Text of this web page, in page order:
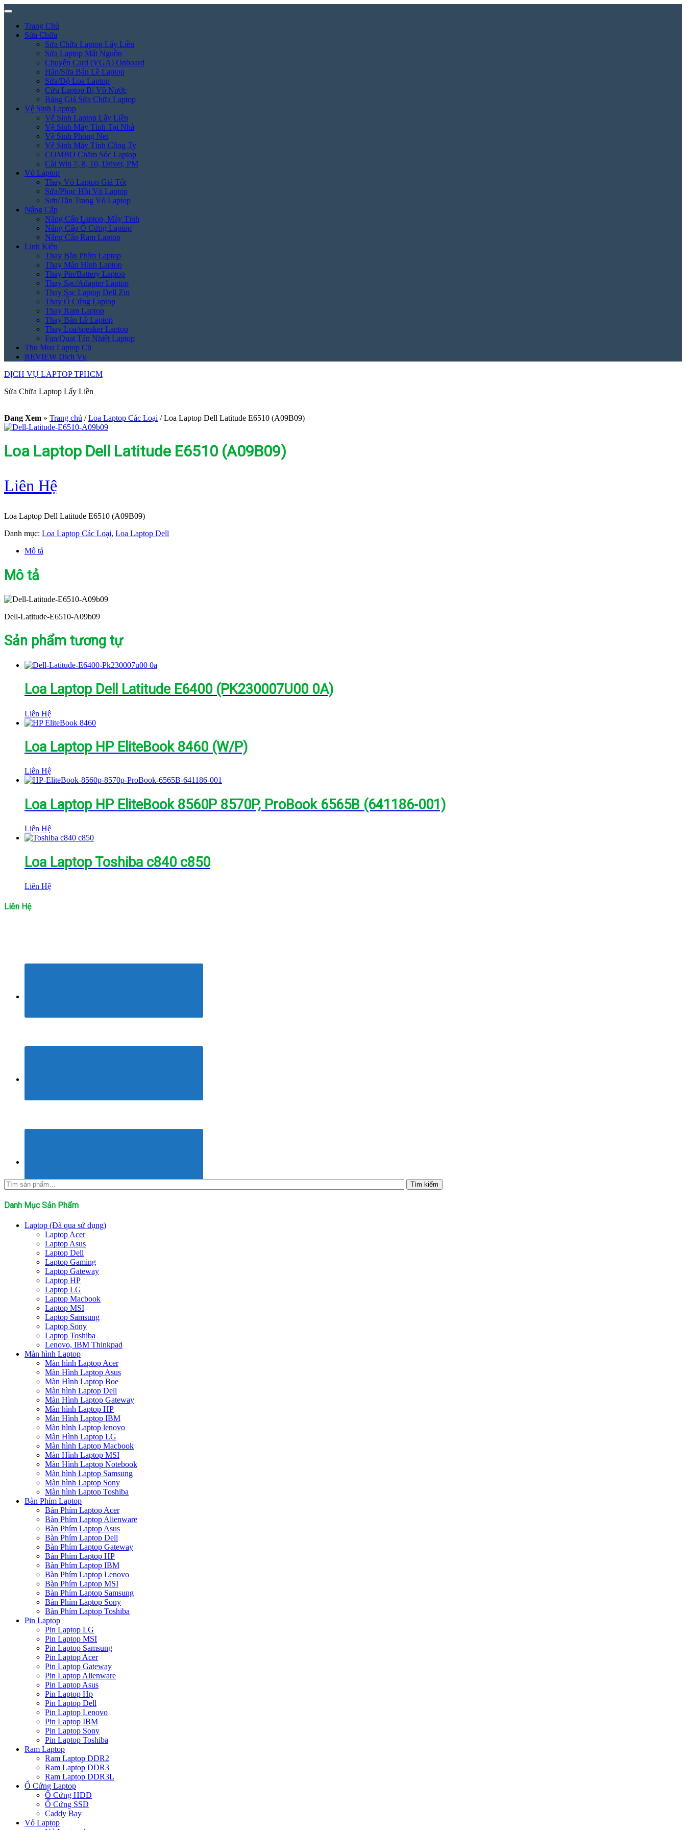
Trang Chủ
Sửa Chữa
Sửa Chữa Laptop Lấy Liền
Sửa Laptop Mất Nguồn
Chuyển Card (VGA) Onboard
Hàn/Sửa Bản Lề Laptop
Sửa/Độ Loa Laptop
Cứu Laptop Bị Vô Nước
Bảng Giá Sửa Chữa Laptop
Vệ Sinh Laptop
Vệ Sinh Laptop Lấy Liền
Vệ Sinh Máy Tính Tại Nhà
Vệ Sinh Phòng Net
Vệ Sinh Máy Tính Công Ty
COMBO Chăm Sóc Laptop
Cài Win 7, 8, 10, Driver, PM
Vỏ Laptop
Thay Vỏ Laptop Giá Tốt
Sửa/Phục Hồi Vỏ Laptop
Sơn/Tân Trang Vỏ Laptop
Nâng Cấp
Nâng Cấp Laptop, Máy Tính
Nâng Cấp Ổ Cứng Laptop
Nâng Cấp Ram Laptop
Linh Kiện
Thay Bàn Phím Laptop
Thay Màn Hình Laptop
Thay Pin/Battery Laptop
Thay Sạc/Adapter Laptop
Thay Sạc Laptop Dell Zin
Thay Ổ Cứng Laptop
Thay Ram Laptop
Thay Bản Lề Laptop
Thay Loa/speaker Laptop
Fan/Quạt Tản Nhiệt Laptop
Thu Mua Laptop Cũ
REVIEW Dịch Vụ
DỊCH VỤ LAPTOP TPHCM
Sửa Chữa Laptop Lấy Liền
Đang Xem » Trang chủ / Loa Laptop Các Loại /Loa Laptop Dell Latitude E6510 (A09B09)
Loa Laptop Dell Latitude E6510 (A09B09)
Liên Hệ
Loa Laptop Dell Latitude E6510 (A09B09)
Danh mục: Loa Laptop Các Loại, Loa Laptop Dell
Mô tả
Mô tả
Dell-Latitude-E6510-A09b09
Sản phẩm tương tự
Loa Laptop Dell Latitude E6400 (PK230007U00 0A)
Liên Hệ
Loa Laptop HP EliteBook 8460 (W/P)
Liên Hệ
Loa Laptop HP EliteBook 8560P 8570P, ProBook 6565B (641186-001)
Liên Hệ
Loa Laptop Toshiba c840 c850
Liên Hệ
Liên Hệ
Tìm
kiếm:
Tìm kiếm
Danh Mục Sản Phẩm
Laptop (Đã qua sử dụng)
Laptop Acer
Laptop Asus
Laptop Dell
Laptop Gaming
Laptop Gateway
Laptop HP
Laptop LG
Laptop Macbook
Laptop MSI
Laptop Samsung
Laptop Sony
Laptop Toshiba
Lenovo, IBM Thinkpad
Màn hình Laptop
Màn hình Laptop Acer
Màn Hình Laptop Asus
Màn Hình Laptop Boe
Màn hình Laptop Dell
Màn Hình Laptop Gateway
Màn hình Laptop HP
Màn Hình Laptop IBM
Màn hình Laptop lenovo
Màn Hình Laptop LG
Màn hình Laptop Macbook
Màn Hình Laptop MSI
Màn Hình Laptop Notebook
Màn hình Laptop Samsung
Màn hình Laptop Sony
Màn hình Laptop Toshiba
Bàn Phím Laptop
Bàn Phím Laptop Acer
Bàn Phím Laptop Alienware
Bàn Phím Laptop Asus
Bàn Phím Laptop Dell
Bàn Phím Laptop Gateway
Bàn Phím Laptop HP
Bàn Phím Laptop IBM
Bàn Phím Laptop Lenovo
Bàn Phím Laptop MSI
Bàn Phím Laptop Samsung
Bàn Phím Laptop Sony
Bàn Phím Laptop Toshiba
Pin Laptop
Pin Laptop LG
Pin Laptop MSI
Pin Laptop Samsung
Pin Laptop Acer
Pin Laptop Gateway
Pin Laptop Alienware
Pin Laptop Asus
Pin Laptop Hp
Pin Laptop Dell
Pin Laptop Lenovo
Pin Laptop IBM
Pin Laptop Sony
Pin Laptop Toshiba
Ram Laptop
Ram Laptop DDR2
Ram Laptop DDR3
Ram Laptop DDR3L
Ổ Cứng Laptop
Ổ Cứng HDD
Ổ Cứng SSD
Caddy Bay
Vỏ Laptop